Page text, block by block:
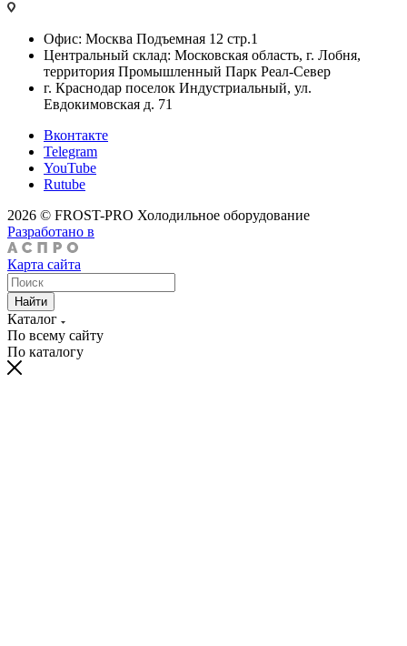
Офис: Москва Подъемная 12 стр.1
Центральный склад: Московская область, г. Лобня,
территория Промышленный Парк Реал-Север
г. Краснодар поселок Индустриальный, ул.
Евдокимовская д. 71
Вконтакте
Telegram
YouTube
Rutube
2026 © FROST-PRO Холодильное оборудование
Разработано в
Карта сайта
Найти
Каталог
По всему сайту
По каталогу